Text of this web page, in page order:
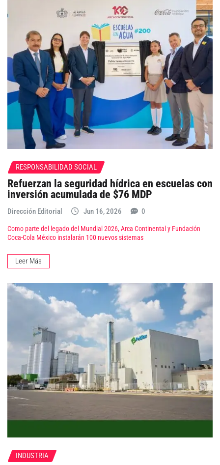
RESPONSABILIDAD SOCIAL
Refuerzan la seguridad hídrica en escuelas con
inversión acumulada de $76 MDP
Dirección Editorial Jun 16, 2026 0
Como parte del legado del Mundial 2026, Arca Continental y Fundación
Coca-Cola México instalarán 100 nuevos sistemas
Leer Más
INDUSTRIA